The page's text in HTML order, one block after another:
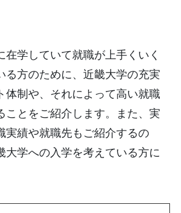
在学していて就職が上手くいく
る方のために、近畿大学の充実
体制や、それによって高い就職
ことをご紹介します。また、実
実績や就職先もご紹介するの
大学への入学を考えている方に